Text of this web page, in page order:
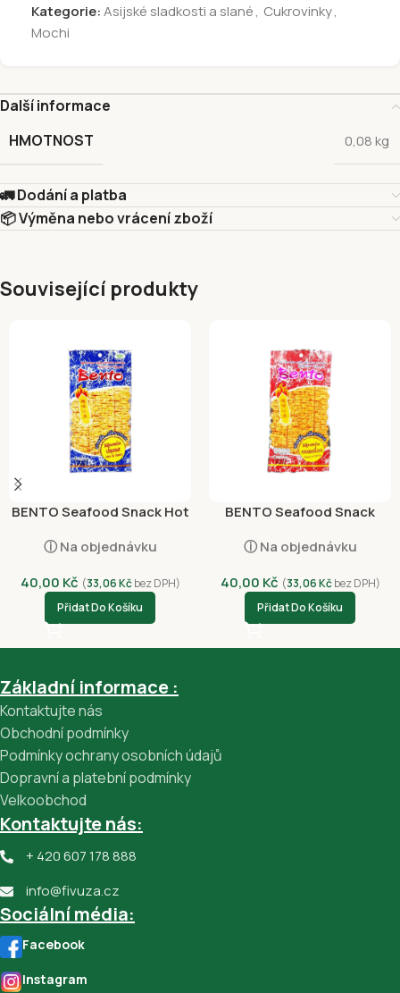
Kategorie:Asijské sladkosti a slané, Cukrovinky,
Mochi
Další informace
HMOTNOST
0,08 kg
🚛 Dodání a platba
📦 Výměna nebo vrácení zboží
Související produkty
BENTO Seafood Snack Hot
ⓘ Na objednávku
40,00 Kč (33,06Kčbez DPH)
Přidat Do Košíku
BENTO Seafood Snack
ⓘ Na objednávku
40,00 Kč (33,06Kčbez DPH)
Přidat Do Košíku
Základní informace :
Kontaktujte nás
Obchodní podmínky
Podmínky ochrany osobních údajů
Dopravní a platební podmínky
Velkoobchod
Kontaktujte nás:
+ 420 607 178 888
info@fivuza.cz
Sociální média:
Facebook
Instagram